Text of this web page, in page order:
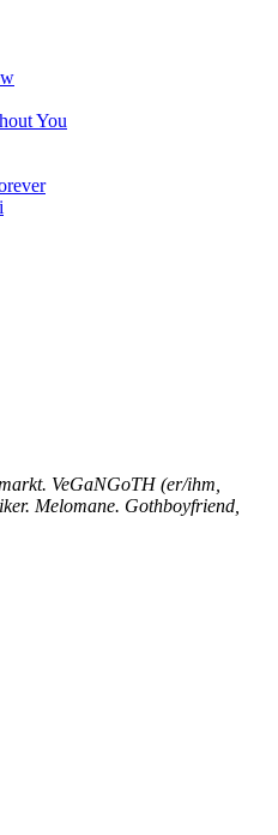
You
VeGaNGoTH (er/ihm,
Melomane. Gothboyfriend,